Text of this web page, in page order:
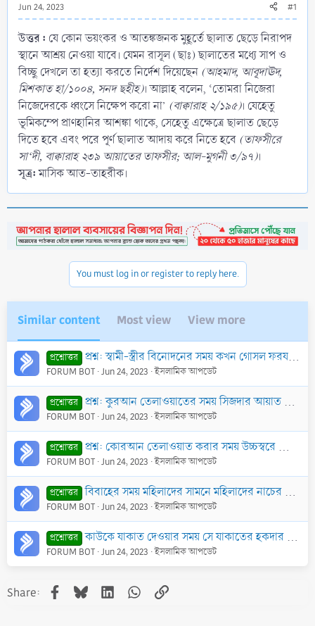
Jun 24, 2023 #1
উত্তর : যে কোন ভয়ংকর ও আতঙ্কজনক মুহূর্তে ছালাত ছেড়ে নিরাপদ
স্থানে আশ্রয় নেওয়া যাবে। যেমন রাসূল (ছাঃ) ছালাতের মধ্যে সাপ ও
বিচ্ছু দেখলে তা হত্যা করতে নির্দেশ দিয়েছেন (আহমাদ, আবূদাঊদ,
মিশকাত হা/১০০৪, সনদ ছহীহ)। আল্লাহ বলেন, ‘তোমরা নিজেরা
নিজেদেরকে ধ্বংসে নিক্ষেপ করো না’ (বাক্বারাহ ২/১৯৫)। যেহেতু
ভূমিকম্পে প্রাণহানির আশঙ্কা থাকে, সেহেতু এক্ষেত্রে ছালাত ছেড়ে
দিতে হবে এবং পরে পূর্ণ ছালাত আদায় করে নিতে হবে (তাফসীরে
সা‘দী, বাক্বারাহ ২৩৯ আয়াতের তাফসীর; আল-মুগনী ৩/৯৭)।
সূত্র:মাসিক আত-তাহরীক।
You must log in or register to reply here.
Similar content Most view View more
প্রশ্নোত্তর প্রশ্ন: স্বামী-স্ত্রীর বিনোদনের সময় কখন গোসল ফরয হয় আর কখন হয় না?
FORUM BOT Jun 24, 2023 ইসলামিক আপডেট
প্রশ্নোত্তর প্রশ্ন: কুরআন তেলাওয়াতের সময় সিজদার আয়াত আসলে কিভাবে সিজদা দিতে হবে?
FORUM BOT Jun 24, 2023 ইসলামিক আপডেট
প্রশ্নোত্তর প্রশ্ন: কোরআন তেলাওয়াত করার সময় উচ্চস্বরে তেলাওয়াত করা উত্তম নাকি চুপিচুপি?
FORUM BOT Jun 24, 2023 ইসলামিক আপডেট
প্রশ্নোত্তর বিবাহের সময় মহিলাদের সামনে মহিলাদের নাচের বিধান
FORUM BOT Jun 24, 2023 ইসলামিক আপডেট
প্রশ্নোত্তর কাউকে যাকাত দেওয়ার সময় সে যাকাতের হকদার কি না, তা জিজ্ঞাসা করা জরুরী কি?
FORUM BOT Jun 24, 2023 ইসলামিক আপডেট
Share: Facebook
BlueskyLinkedInWhatsApp
Link